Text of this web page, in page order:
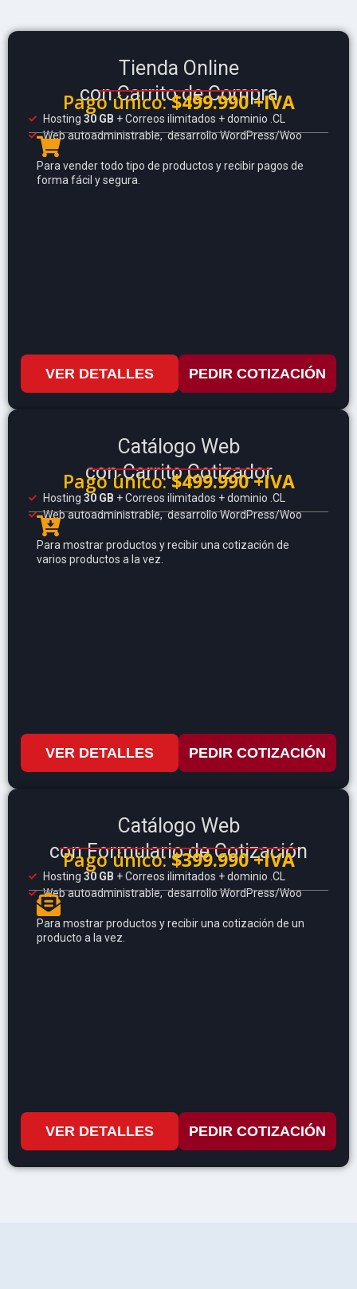
Tienda Online
con Carrito de Compra
Pago único:$499.990 +IVA
Hosting 30 GB + Correos ilimitados + dominio .CL
Web autoadministrable, desarrollo WordPress/Woo
Para vender todo tipo de productos y recibir pagos de
forma fácil y segura.
VER DETALLES PEDIR COTIZACIÓN
Catálogo Web
con Carrito Cotizador
Pago único:$499.990 +IVA
Hosting 30 GB + Correos ilimitados + dominio .CL
Web autoadministrable, desarrollo WordPress/Woo
Para mostrar productos y recibir una cotización de
varios productos a la vez.
VER DETALLES PEDIR COTIZACIÓN
Catálogo Web
con Formulario de Cotización
Pago único:$399.990 +IVA
Hosting 30 GB + Correos ilimitados + dominio .CL
Web autoadministrable, desarrollo WordPress/Woo
Para mostrar productos y recibir una cotización de un
producto a la vez.
VER DETALLES PEDIR COTIZACIÓN